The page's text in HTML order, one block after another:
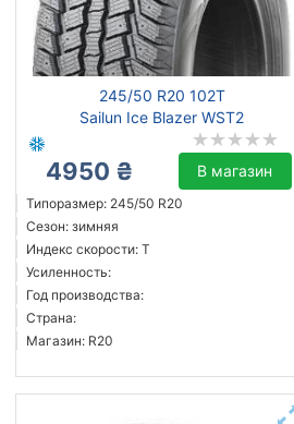
245/50 R20 102T
Sailun Ice Blazer WST2
4950 ₴ В магазин
Типоразмер: 245/50 R20
Сезон: зимняя
Индекс скорости: T
Усиленность:
Год производства:
Страна:
Магазин: R20